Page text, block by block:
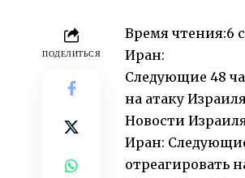
ПОДЕЛИТЬСЯ
Время чтения:6
Иран:
Следующие 48
на атаку
Новости
Иран:
отреагировать